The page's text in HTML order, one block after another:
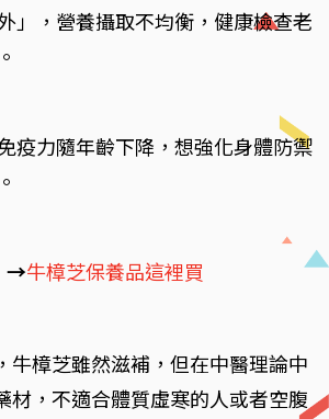
」，營養攝取不均衡，健康檢查老
疫力隨年齡下降，想強化身體防禦
→牛樟芝保養品這裡買
牛樟芝雖然滋補，但在中醫理論中
材，不適合體質虛寒的人或者空腹